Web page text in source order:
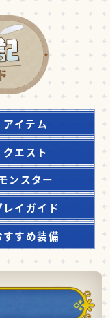
アイテム
クエスト
ンスター
レイガイド
すすめ装備